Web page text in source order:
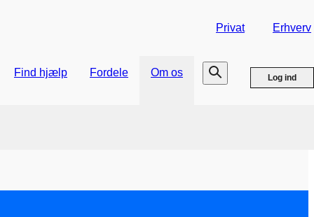
Privat Erhverv
Find hjælp Fordele Om os Log ind